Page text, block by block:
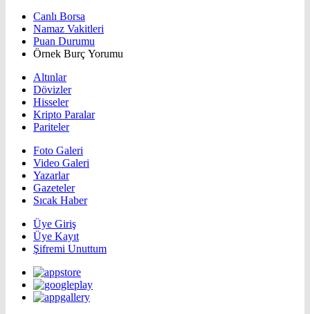
Canlı Borsa
Namaz Vakitleri
Puan Durumu
Örnek Burç Yorumu
Altınlar
Dövizler
Hisseler
Kripto Paralar
Pariteler
Foto Galeri
Video Galeri
Yazarlar
Gazeteler
Sıcak Haber
Üye Giriş
Üye Kayıt
Şifremi Unuttum